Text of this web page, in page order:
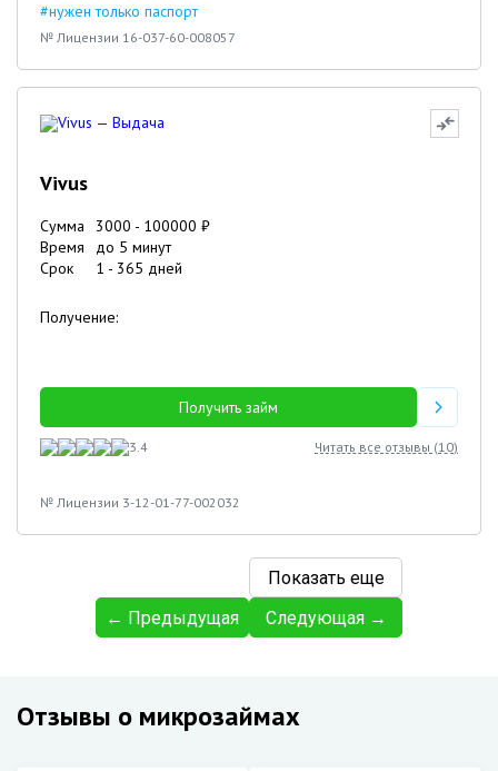
#нужен только паспорт
№ Лицензии 16-037-60-008057
Vivus
Сумма 3000 - 100000 ₽
Время
до 5 минут
Срок
1 - 365 дней
Получение:
Получить займ
3.4 Читать все отзывы (10)
№ Лицензии 3-12-01-77-002032
Показать еще
← Предыдущая
Следующая →
Отзывы о микрозаймах